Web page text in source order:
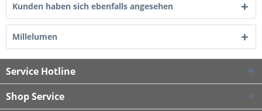
Kunden haben sich ebenfalls angesehen
Millelumen
Service Hotline
Shop Service